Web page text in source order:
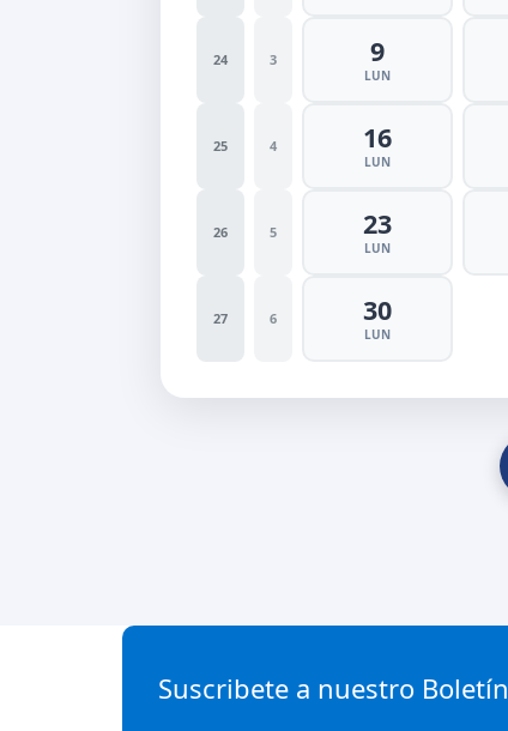
24 3 9
LUN
25 4 16
LUN
26 5 23
LUN
27 6 30
LUN
Suscribete a nuestro Boletín